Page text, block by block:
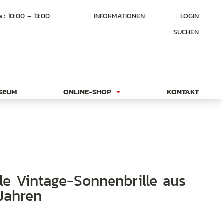
10:00 – 13:00 INFORMATIONEN
LOGIN
SUCHEN
ONLINE-SHOP KONTAKT